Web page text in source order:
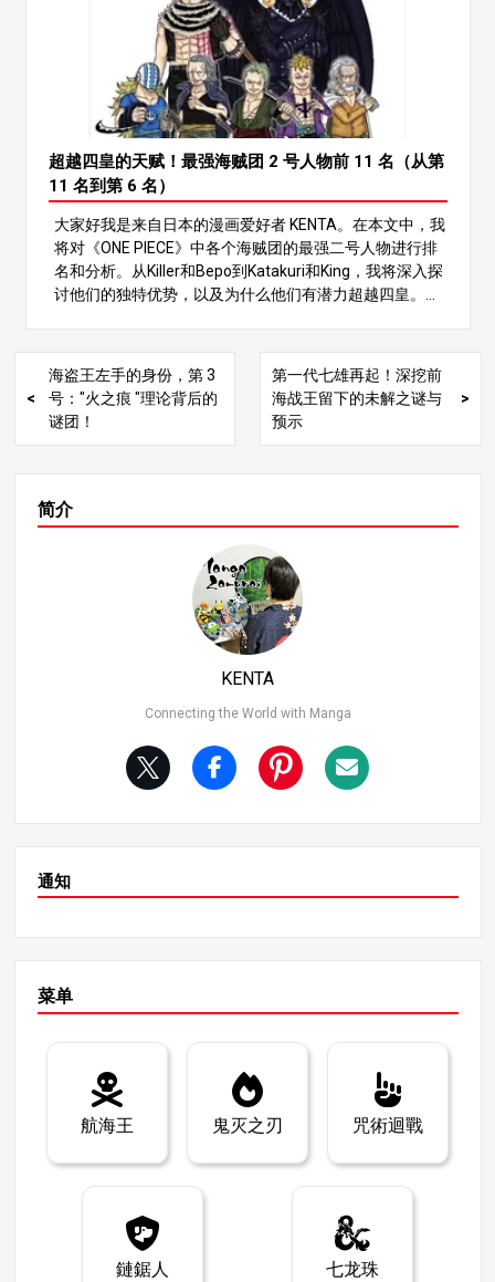
将深入探讨最强的 No.2 角色，并对 TOP 11 进行排名。让
我们通过分析每个人的战斗风格和特点，来判断谁才是最
强的！ 让我们开始排名！你一定不会错过 第五名：萨博
萨博是革命军的二号人物，被称为路飞和艾斯的结拜兄
弟。他的强项在于其全面的战斗风格，利用武术、军械戟
和洛奇亚型恶魔果实 “Mera Mera no Mi”（火焰果实）的
力量。 萨博的战斗风格 萨博使用 “武技 “将双手变成武
器，能够从内到外摧毁对手。他的攻击威力巨大，可以击
碎岩石和铁块。通过 “Mera Mera no Mi”，他还能将自己
包裹在火焰中，从而实现高速移动和远程攻击。萨博在火
力、防御和速度之间的平衡使他成为一名令人难以置信的
强大战士。 萨博的韧性和机动性 此外，萨博的韧性也值得
一提。Armament Haki 增强了他的防御力，Mera Mera n
有非凡的机动性。 因此，萨博是一股不可忽视的力量，他
未来在故事中的贡献令人期待。 第四名佐罗 佐罗是草帽海
贼团的二当家，以成为世界第一剑客为目标。他的战斗力
个打击。他的攻击力势不可挡，是世界上最强的剑客之
一。 此外，佐罗的耐力也非同一般。在 “惊悚树皮 “篇中，
他毫不犹豫地承受了路飞的痛苦；在 “和之国 “篇中，他甚
至在被四皇直接击中后仍坚持战斗。他拥有近乎非人的坚
韧。 佐罗的战斗风格 佐罗不仅擅长近身格斗，还能适应中
距离格斗。他的反应能力和多变性使他能躲避攻击，是一
个能应对各种情况的灵活战士。佐罗的优势不仅在于他的
原始力量，还在于他调整和超越对手的能力。 第 3 名贝克
面，他的能力被蒙上了一层神秘的面纱，但从他周围人的
远程战斗大师，他能用步枪发射威力强大的子弹。他精通
“军械戟”（Armament Haki），甚至可以攻击通常无法免
克曼在红发海盗团中扮演着至关重要的角色。他的优势在
于团队合作和在压力下保持冷静的能力，这使他成为一个
精通剑术、军械弹和观察弹。在 “萨博迪群岛 “战役中，他
曾与海军陆战队将领之一的木丸打成平手，证明了自己的
超出常人。他能轻松应对木春的光速攻击，这凸显了他的
超强实力。虽然年纪大了，但雷利的战斗力几乎无人能
敌。 第一名米鹰 米霍克是目前世界上最伟大的剑士，是十
字公会的二号人物，在海盗团中具有压倒性的力量。他的
地切开山脉。他擅长近距离和远程战斗，能精准有力地使
用飞斩等技巧。 精准的剑术和防御 米霍克的剑术非常精
准，几乎可以对付任何对手。他的防御也非常出色，能轻
超越四皇的天赋！最强海贼团 2 号人物前 11 名（从第
11 名到第 6 名）
大家好我是来自日本的漫画爱好者 KENTA。在本文中，我
将对《ONE PIECE》中各个海贼团的最强二号人物进行排
名和分析。从Killer和Bepo到Katakuri和King，我将深入探
讨他们的独特优势，以及为什么他们有潜力超越四皇。请
团的 2 号成员具有特殊的地位。这些角色拥有与四皇和海
贼七雄等人物不相上下的实力，同时还展现出与众不同的
能力和战斗风格。 在本文中，我将为 11 位最强海贼团二
号人物排名，并深入探讨他们的战斗能力和成就。谁将夺
德的重要伙伴。杀手的双臂配备了类似镰刀的旋转武器，
他以快速的砍杀和敏捷的动作压倒敌人。在 “和之国 “剧情
中，他在凯多身上留下了伤痕，展示了其强大的攻击力，
但他未能给予敌人决定性的一击，因此在本排行榜中排名
第 11 位。 实力评估： 攻击力：杀手以镰刀战法著称，是
一名利用速度和精准度的狡猾战士。 防御力：杀手的耐力
虽然与普通人相当，但却令人印象深刻，在与佐罗的战斗
为战友而战的坚强意志使他成为一个令人着迷的角色。他
未来的战斗值得期待！ 3.第 10 名贝波（海盗之心） 水貂
伙伴。虽然他平时温文尔雅、笨手笨脚，但在战斗中，贝
波利用水貂部落增强的体能，在徒手搏斗中表现出色。 力
称为 “苏龙”（水貂部落的一种独特变身）的强化状态，这
使他在战斗中具有相当大的优势。期待他在未来的冲突中
尤其是他的快速连击。在获得 “清澄果实”（Suke Suke no
Mi）的力量后，白龙现在可以在发动攻击时隐身，这使他
可以通过隐身来躲避攻击，然后在适当的时候进行反击。
白龙的全部潜力还未显现，我们可以期待他在未来的战斗
中更加强大！ 5.第 8 名卡塔库栗（海贼大妈） 卡塔库栗
（Katakuri）是大妈海盗团中的甜蜜三将军之一，也是团
摩奇摩奇果（Mochi-Mochi no Mi）预知未来，这让他在战
斗中占尽优势。 实力评估： 攻击力：卡塔库栗拥有糯米糍
之米，能用巨大的糯米糍拳头给予敌人致命一击，甚至能
海盗王左手的身份，第 3
号："火之痕 "理论背后的
谜团！
第一代七雄再起！深挖前
海战王留下的未解之谜与
预示
简介
KENTA
Connecting the World with Manga
通知
菜单
航海王 鬼灭之刃 咒術迴戰
鏈鋸人 七龙珠